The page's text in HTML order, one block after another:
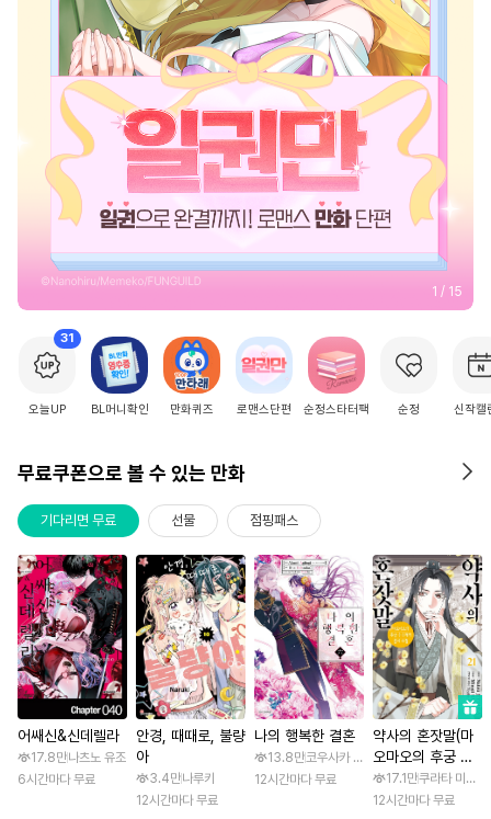
2 / 15
31
오늘UP BL머니확인 만화퀴즈 로맨스단편 순정스타터팩 순정 신작캘
무료쿠폰으로 볼 수 있는 만화
기다리면 무료 선물 점핑패스
어쌔신&신데렐라
17.8만나츠노 유조
6시간마다 무료
안경, 때때로, 불량
아
3.4만나루키
12시간마다 무료
나의 행복한 결혼
13.8만코우사카 리토 / 아기토기 아쿠미
12시간마다 무료
약사의 혼잣말(마
오마오의 후궁 수
수께끼 풀이수첩)
17.1만쿠라타 미노
12시간마다 무료